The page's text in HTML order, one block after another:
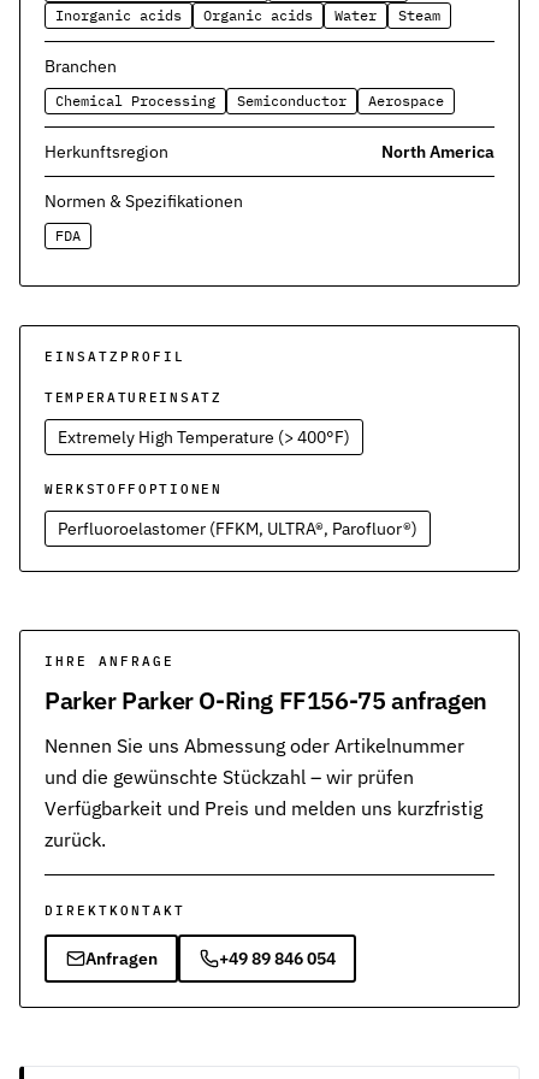
Kontakt
Nehmen Sie Kontakt mit uns auf
Karriere
Ihre Karrieremöglichkeiten bei uns
Zertifikate zum Download
Impressum
Datenschutz
Informationen zum Schutz Ihrer Daten
Grundlagenwissen zu Arten, Funktion und Einsatz der
Werkstoffe
Werkstoffe in der Dichtungstechnik – Grundlagen, Eigenschaften
Richtlinien & Zulassungen
REACH, RoHS, PFAS, FDA, LkSG und weitere Richtlinien für
Inorganic acids
Organic acids Water Steam
Branchen
Chemical Processing Semiconductor Aerospace
Herkunftsregion North America
Normen & Spezifikationen
FDA
EINSATZPROFIL
TEMPERATUREINSATZ
Extremely High Temperature (> 400°F)
WERKSTOFFOPTIONEN
Perfluoroelastomer (FFKM, ULTRA®, Parofluor®)
IHRE ANFRAGE
Parker Parker O-Ring FF156-75 anfragen
Nennen Sie uns Abmessung oder Artikelnummer
und die gewünschte Stückzahl – wir prüfen
Verfügbarkeit und Preis und melden uns kurzfristig
zurück.
DIREKTKONTAKT
Anfragen +49 89 846 054